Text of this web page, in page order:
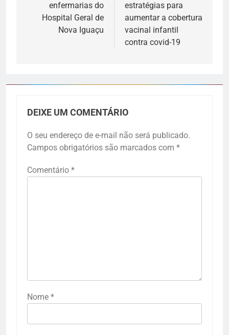
enfermarias do
Hospital Geral de
Nova Iguaçu
estratégias para
aumentar a cobertura
vacinal infantil
contra covid-19
DEIXE UM COMENTÁRIO
O seu endereço de e-mail não será publicado.
Campos obrigatórios são marcados com *
Comentário *
Nome *